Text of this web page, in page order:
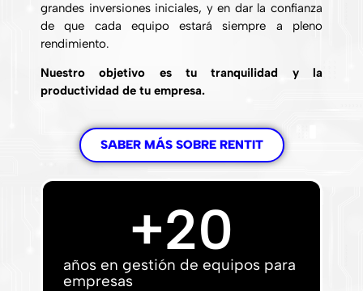
grandes inversiones iniciales, y en dar la confianza
de que cada equipo estará siempre a pleno
rendimiento.
Nuestro objetivo es tu tranquilidad y la
productividad de tu empresa.
SABER MÁS SOBRE RENTIT
años en gestión de equipos para
empresas
+20